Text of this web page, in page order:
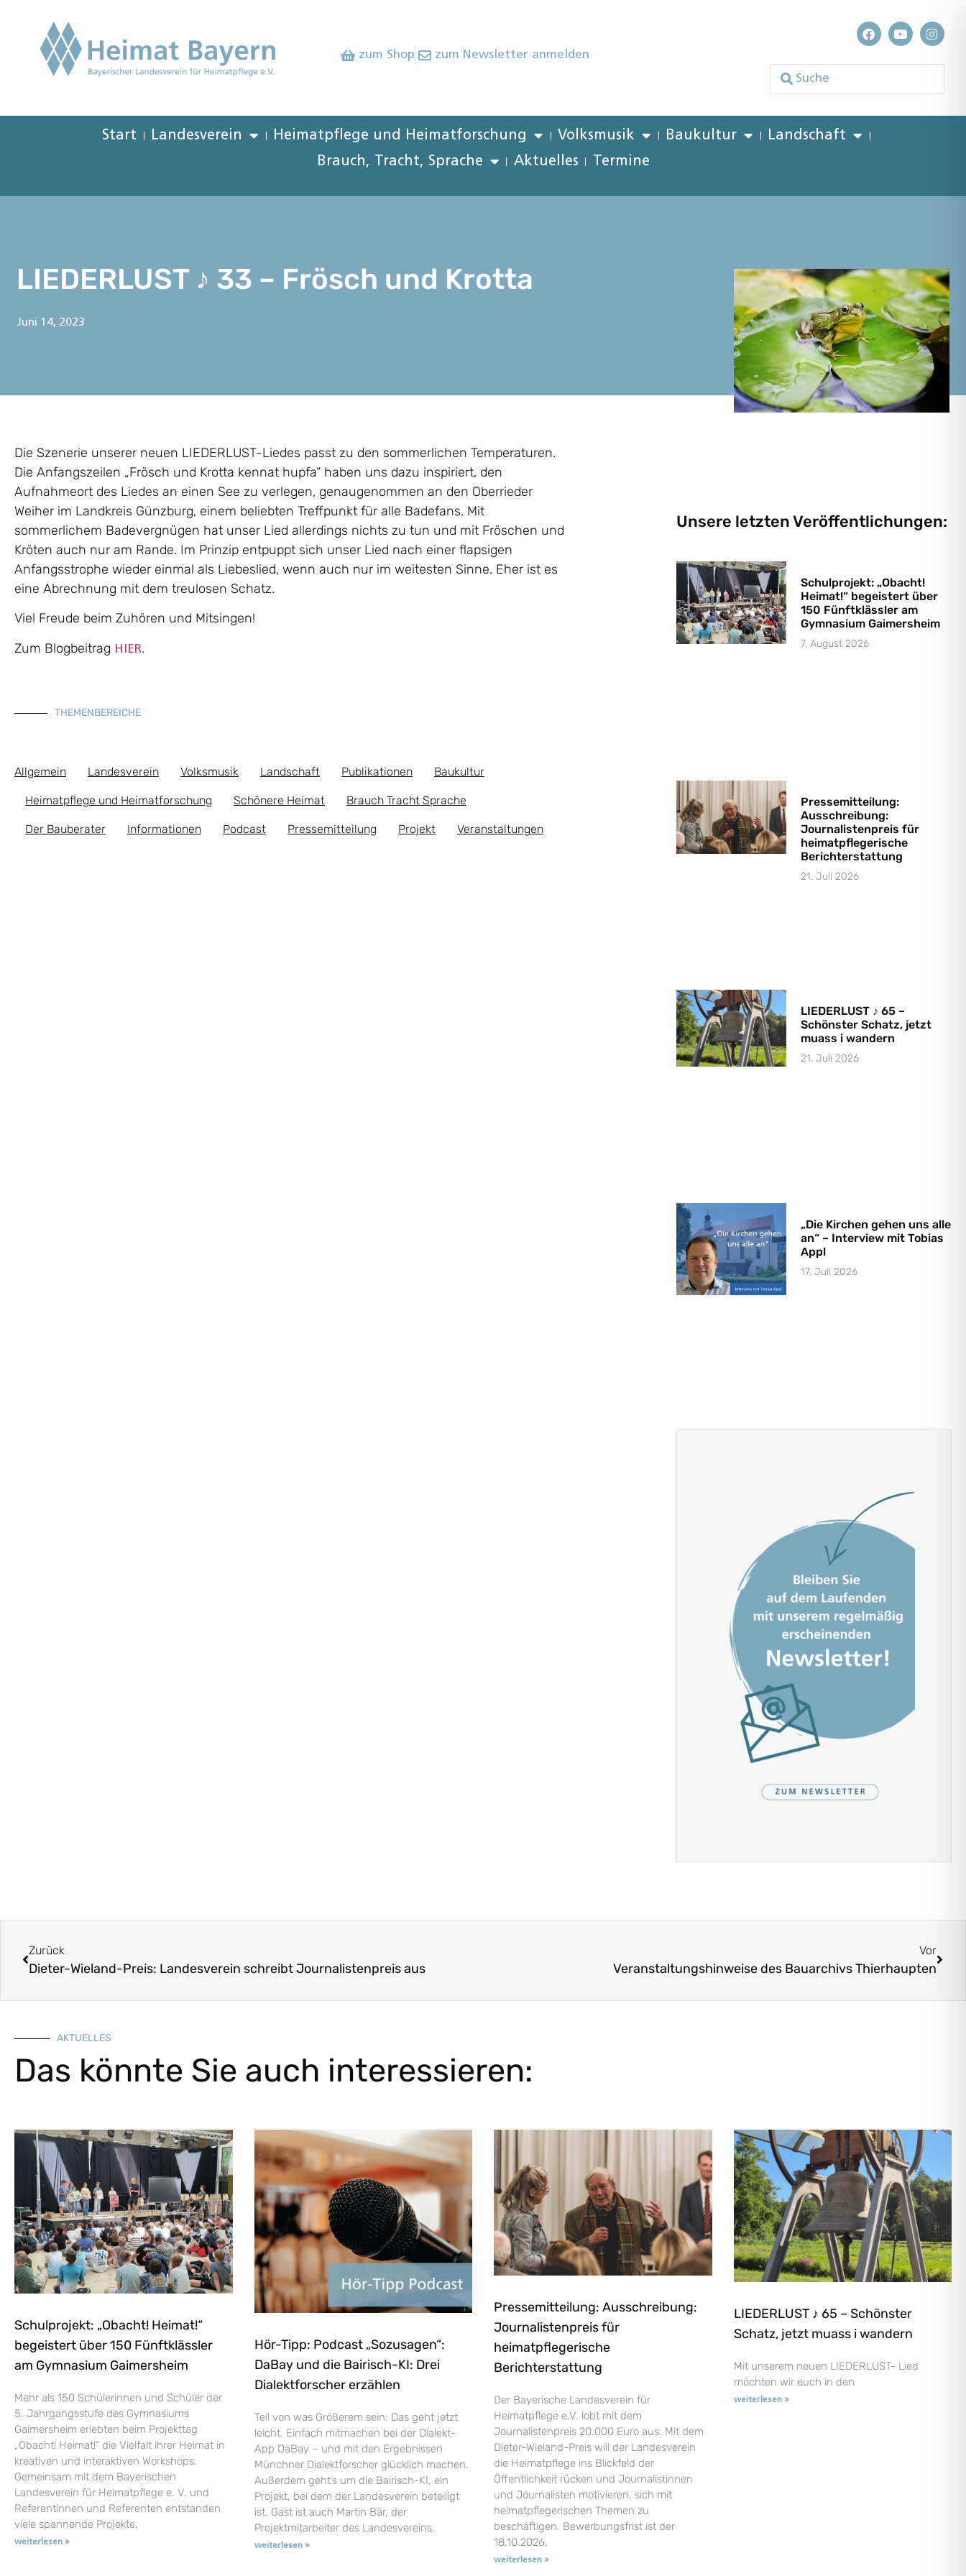
zum Shop zum Newsletter anmelden
Start Landesverein Heimatpflege und Heimatforschung Volksmusik Baukultur
Landschaft
Brauch, Tracht, Sprache
Aktuelles Termine
LIEDERLUST ♪ 33 – Frösch und Krotta
Juni 14, 2023
Die Szenerie unserer neuen LIEDERLUST-Liedes passt zu den sommerlichen Temperaturen.
Die Anfangszeilen „Frösch und Krotta kennat hupfa“ haben uns dazu inspiriert, den
Aufnahmeort des Liedes an einen See zu verlegen, genaugenommen an den Oberrieder
Weiher im Landkreis Günzburg, einem beliebten Treffpunkt für alle Badefans. Mit
sommerlichem Badevergnügen hat unser Lied allerdings nichts zu tun und mit Fröschen und
Kröten auch nur am Rande. Im Prinzip entpuppt sich unser Lied nach einer flapsigen
Anfangsstrophe wieder einmal als Liebeslied, wenn auch nur im weitesten Sinne. Eher ist es
eine Abrechnung mit dem treulosen Schatz.
Viel Freude beim Zuhören und Mitsingen!
Zum Blogbeitrag HIER.
THEMENBEREICHE
Allgemein Landesverein Volksmusik Landschaft Publikationen Baukultur
Heimatpflege und Heimatforschung Schönere Heimat Brauch Tracht Sprache
Der Bauberater Informationen Podcast Pressemitteilung Projekt Veranstaltungen
Unsere letzten Veröffentlichungen:
Schulprojekt: „Obacht!
Heimat!“ begeistert über
150 Fünftklässler am
Gymnasium Gaimersheim
7. August 2026
Pressemitteilung:
Ausschreibung:
Journalistenpreis für
heimatpflegerische
Berichterstattung
21. Juli 2026
LIEDERLUST ♪ 65 –
Schönster Schatz, jetzt
muass i wandern
21. Juli 2026
„Die Kirchen gehen uns alle
an“ – Interview mit Tobias
Appl
17. Juli 2026
Zurück
Dieter-Wieland-Preis: Landesverein schreibt Journalistenpreis aus
Vor
Veranstaltungshinweise des Bauarchivs Thierhaupten
AKTUELLES
Das könnte Sie auch interessieren:
Schulprojekt: „Obacht! Heimat!“
begeistert über 150 Fünftklässler
am Gymnasium Gaimersheim
Mehr als 150 Schülerinnen und Schüler der
5. Jahrgangsstufe des Gymnasiums
Gaimersheim erlebten beim Projekttag
„Obacht! Heimat!“ die Vielfalt ihrer Heimat in
kreativen und interaktiven Workshops.
Gemeinsam mit dem Bayerischen
Landesverein für Heimatpflege e. V. und
Referentinnen und Referenten entstanden
viele spannende Projekte.
weiterlesen »
Hör-Tipp: Podcast „Sozusagen“:
DaBay und die Bairisch-KI: Drei
Dialektforscher erzählen
Teil von was Größerem sein: Das geht jetzt
leicht. Einfach mitmachen bei der Dialekt-
App DaBay – und mit den Ergebnissen
Münchner Dialektforscher glücklich machen.
Außerdem geht’s um die Bairisch-KI, ein
Projekt, bei dem der Landesverein beteiligt
ist. Gast ist auch Martin Bär, der
Projektmitarbeiter des Landesvereins.
weiterlesen »
Pressemitteilung: Ausschreibung:
Journalistenpreis für
heimatpflegerische
Berichterstattung
Der Bayerische Landesverein für
Heimatpflege e.V. lobt mit dem
Journalistenpreis 20.000 Euro aus. Mit dem
Dieter-Wieland-Preis will der Landesverein
die Heimatpflege ins Blickfeld der
Öffentlichkeit rücken und Journalistinnen
und Journalisten motivieren, sich mit
heimatpflegerischen Themen zu
beschäftigen. Bewerbungsfrist ist der
18.10.2026.
weiterlesen »
LIEDERLUST ♪ 65 – Schönster
Schatz, jetzt muass i wandern
Mit unserem neuen LIEDERLUST- Lied
möchten wir euch in den
weiterlesen »